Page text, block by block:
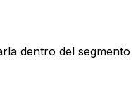
dentro del segmento